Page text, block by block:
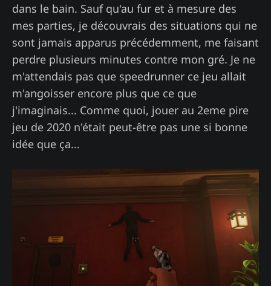
dans le bain. Sauf qu'au fur et à mesure des
mes parties, je découvrais des situations qui ne
sont jamais apparus précédemment, me faisant
perdre plusieurs minutes contre mon gré. Je ne
m'attendais pas que speedrunner ce jeu allait
m'angoisser encore plus que ce que
j'imaginais... Comme quoi, jouer au 2eme pire
jeu de 2020 n'était peut-être pas une si bonne
idée que ça...